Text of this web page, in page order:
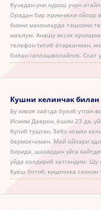
Кучадан уни куриш учун
Орадан бир ярим-икки ойлар
бизни маконларда ташокни
маълум. Анашу иссик
телефон титиб ётарканман,
билан гаплашволайлик. Соат
Кушни келинчак билан
Бу хикоя хаётда булиб утган
Исмим Даврон, ёшим 23 да,
булиб тушган, Зебо исмли
бермокчиман. Май ойлари
бирида, шахардан уйга
уйда колдириб кетгандим. Шу
Куёш ботиб, кишлокка